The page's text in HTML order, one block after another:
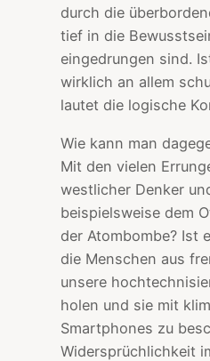
durch die
tief in die
eingedrungen sind.
wirklich an allem
lautet die logische
Wie kann man
Mit den vielen
westlicher Denker
beispielsweise dem
der Atombombe? Ist
die Menschen aus
unsere
holen und sie mit
Smartphones zu
Widersprüchlichkeit